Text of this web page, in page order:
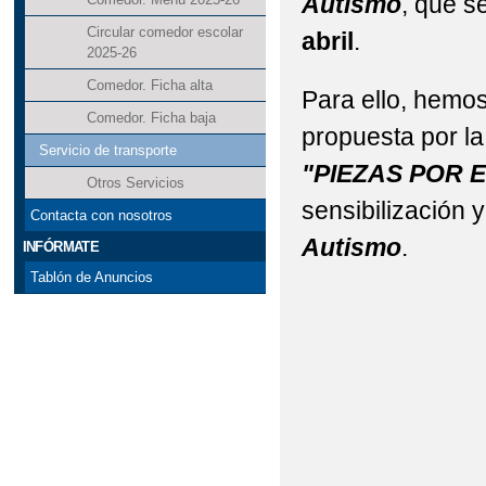
Circular comedor escolar
2025-26
Comedor. Ficha alta
Comedor. Ficha baja
Servicio de transporte
Otros Servicios
Contacta con nosotros
INFÓRMATE
Tablón de Anuncios
abril .
Para ello,
propuesta por
"PIEZAS POR
sensibilización
Autismo.